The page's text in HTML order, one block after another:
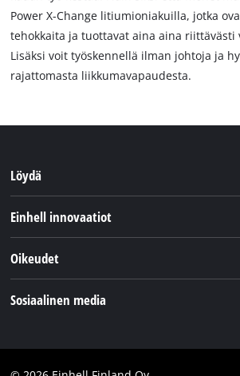
Power X-Change litiumioniakuilla, jotka
tehokkaita ja tuottavat aina aina
Lisäksi voit työskennellä ilman johtoja ja
rajattomasta liikkumavapaudesta.
Löydä
Einhell innovaatiot
Oikeudet
Compliance
Sosiaalinen media